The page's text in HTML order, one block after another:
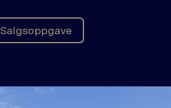
Finn megler
Salgsoppgave